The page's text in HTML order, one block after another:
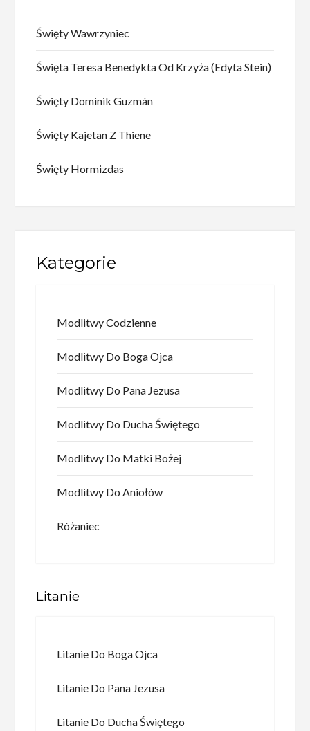
Święty Wawrzyniec
Święta Teresa Benedykta Od Krzyża (Edyta Stein)
Święty Dominik Guzmán
Święty Kajetan Z Thiene
Święty Hormizdas
Kategorie
Modlitwy Codzienne
Modlitwy Do Boga Ojca
Modlitwy Do Pana Jezusa
Modlitwy Do Ducha Świętego
Modlitwy Do Matki Bożej
Modlitwy Do Aniołów
Różaniec
Litanie
Litanie Do Boga Ojca
Litanie Do Pana Jezusa
Litanie Do Ducha Świętego